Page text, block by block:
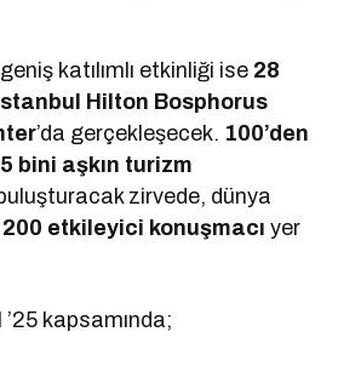
katılımlı etkinliği ise 28
Hilton Bosphorus
’da gerçekleşecek. 100’den
bini aşkın turizm
zirvede, dünya
200 etkileyici konuşmacı yer
kapsamında;